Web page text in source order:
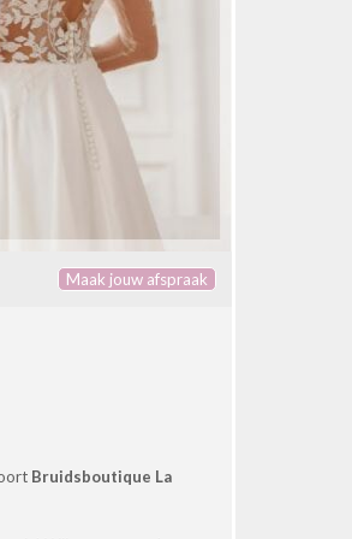
Maak jouw afspraak
Bruidsboutique La